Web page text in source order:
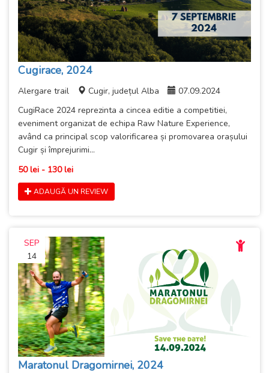
Cugirace, 2024
Alergare trail Cugir, județul Alba
07.09.2024
CugiRace 2024 reprezinta a cincea editie a competitiei,
eveniment organizat de echipa Raw Nature Experience,
având ca principal scop valorificarea și promovarea orașului
Cugir și împrejurimi...
50 lei - 130 lei
ADAUGĂ UN REVIEW
SEP
14
Maratonul Dragomirnei, 2024